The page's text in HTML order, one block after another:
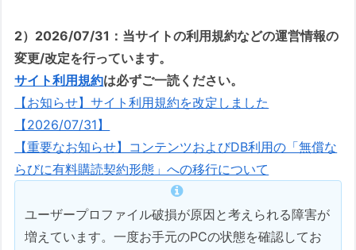
2）2026/07/31：当サイトの利用規約などの運営情報の
変更/改定を行っています。
サイト利用規約は必ずご一読ください。
【お知らせ】サイト利用規約を改定しました
【2026/07/31】
【重要なお知らせ】コンテンツおよびDB利用の「無償な
らびに有料購読契約形態」への移行について
ユーザープロファイル破損が原因と考えられる障害が
増えています。一度お手元のPCの状態を確認してお